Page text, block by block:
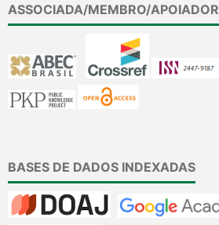
ASSOCIADA/MEMBRO/APOIADOR
BASES DE DADOS INDEXADAS